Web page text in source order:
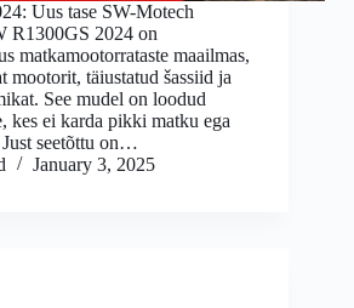
Uus tase SW-Motech
R1300GS 2024 on
matkamootorrataste maailmas,
mootorit, täiustatud šassiid ja
See mudel on loodud
kes ei karda pikki matku ega
seetõttu on…
January 3, 2025